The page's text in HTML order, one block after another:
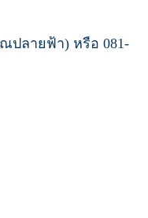
ปลายฟ้า) หรือ 081-